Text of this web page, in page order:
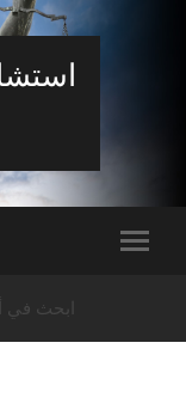
ابحث في أكثر من 50